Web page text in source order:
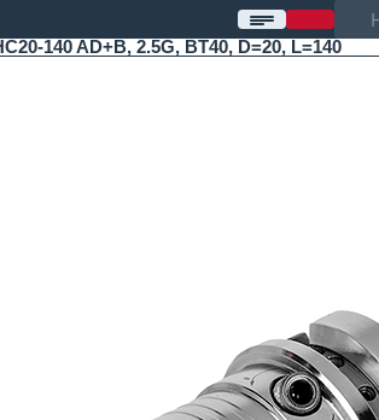
140 AD+B, 2.5G, BT40, D=20, L=140